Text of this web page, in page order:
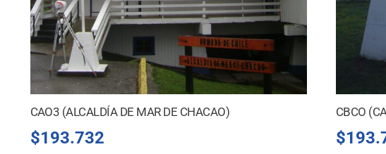
CAO3 (ALCALDÍA DE MAR DE CHACAO)
$193.732
CBCO
$